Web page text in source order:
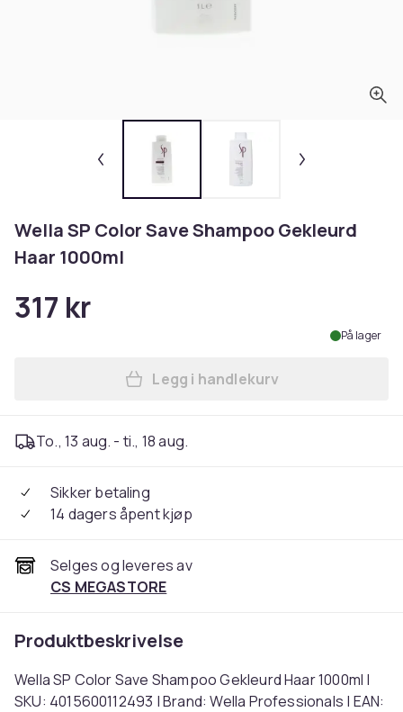
Wella SP Color Save Shampoo Gekleurd
Haar 1000ml
317 kr
På lager
Legg Wella SP Color Save
Legg i handlekurv
To., 13 aug. - ti., 18 aug.
Sikker betaling
14 dagers åpent kjøp
Selges og leveres av
CS MEGASTORE
Produktbeskrivelse
Wella SP Color Save Shampoo Gekleurd Haar 1000ml |
SKU: 4015600112493 | Brand: Wella Professionals | EAN: